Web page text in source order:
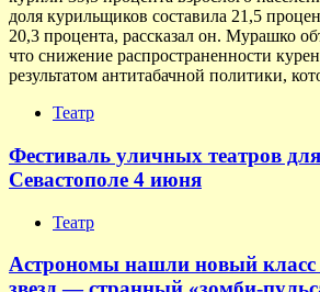
доля курильщиков составила 21,5
20,3 процента, рассказал он. Мурашко
что снижение распространенности
результатом антитабачной политики,
Театр
Фестиваль уличных театров
Севастополе 4 июня
Театр
Астрономы нашли новый класс